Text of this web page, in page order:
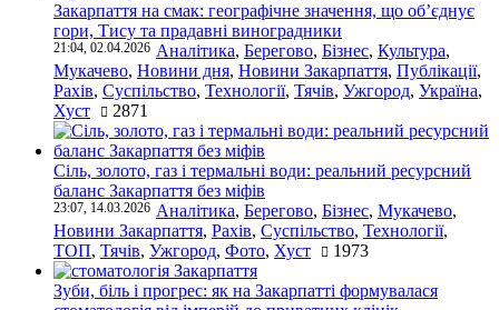
Закарпаття на смак: географічне значення, що об’єднує
гори, Тису та прадавні виноградники
21:04, 02.04.2026 Аналітика, Берегово, Бізнес, Культура,
Мукачево, Новини дня, Новини Закарпаття, Публікації,
Рахів, Суспільство, Технології, Тячів, Ужгород, Україна,
Хуст
2871
Сіль, золото, газ і термальні води: реальний ресурсний
баланс Закарпаття без міфів
23:07, 14.03.2026 Аналітика, Берегово, Бізнес, Мукачево,
Новини Закарпаття, Рахів, Суспільство, Технології,
ТОП, Тячів, Ужгород, Фото, Хуст 1973
Зуби, біль і прогрес: як на Закарпатті формувалася